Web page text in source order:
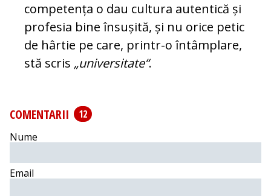
com­pe­tența o dau cul­tura autentică și
profesia bine însușită, și nu orice petic
de hârtie pe care, printr-o întâmplare,
stă scris „universitate“.
COMENTARII
12
Nume
Email